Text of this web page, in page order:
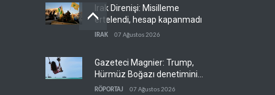
Irak Direnişi: Misilleme
ertelendi, hesap kapanmadı
IRAK 07 Ağustos 2026
Gazeteci Magnier: Trump,
Hürmüz Boğazı denetimini
doğrudan İran ve Umman'a
RÖPORTAJ 07 Ağustos 2026